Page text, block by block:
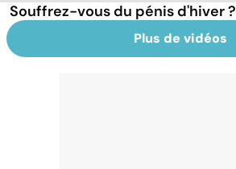
Souffrez-vous du pénis d'hiver ?
Plus de vidéos